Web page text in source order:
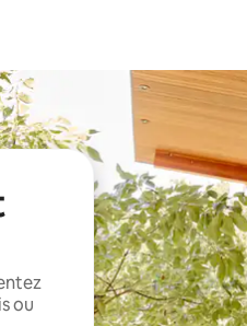
ou